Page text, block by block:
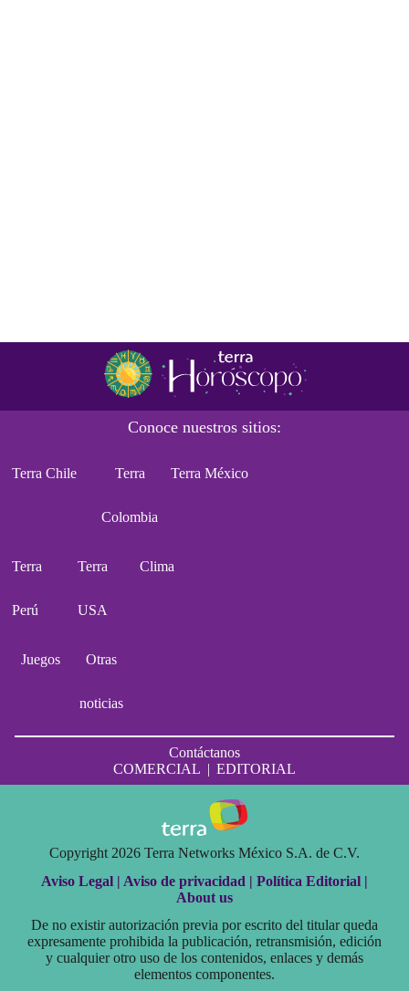
Conoce nuestros sitios:
Terra Chile Terra
Colombia
Terra México
Terra
Perú
Terra
USA
Clima
Juegos Otras
noticias
Contáctanos
COMERCIAL | EDITORIAL
Copyright 2026 Terra Networks México S.A. de C.V.
Aviso Legal | Aviso de privacidad | Política Editorial |
About us
De no existir autorización previa por escrito del titular queda
expresamente prohibida la publicación, retransmisión, edición
y cualquier otro uso de los contenidos, enlaces y demás
elementos componentes.